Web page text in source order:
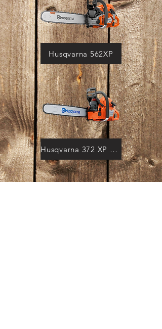
Husqvarna 562XP
Husqvarna 372 XP X-Torq